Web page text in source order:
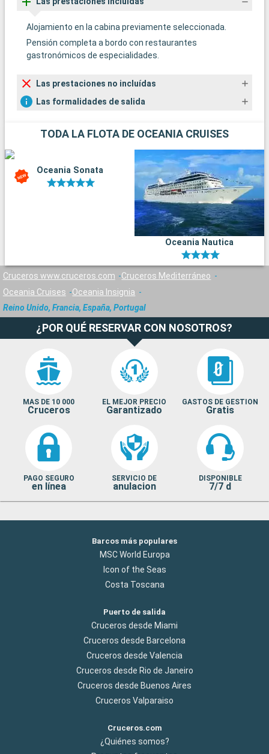
Alojamiento en la cabina previamente seleccionada.
Pensión completa a bordo con restaurantes
gastronómicos de especialidades.
Las prestaciones no incluídas
Las formalidades de salida
TODA LA FLOTA DE OCEANIA CRUISES
Oceania Sonata
Oceania Nautica
Cruceros www.cruceros.com
Cruceros Mediterráneo
Oceania Cruises
Oceania Insignia
Reino Unido, Francia, España, Portugal
¿POR QUÉ RESERVAR CON NOSOTROS?
MAS DE 10 000
Cruceros
EL MEJOR PRECIO
Garantizado
GASTOS DE GESTION
Gratis
PAGO SEGURO
en línea
SERVICIO DE
anulacion
DISPONIBLE
7/7 d
Barcos más populares
MSC World Europa
Icon of the Seas
Costa Toscana
Puerto de salida
Cruceros desde Miami
Cruceros desde Barcelona
Cruceros desde Valencia
Cruceros desde Rio de Janeiro
Cruceros desde Buenos Aires
Cruceros Valparaiso
Cruceros.com
¿Quiénes somos?